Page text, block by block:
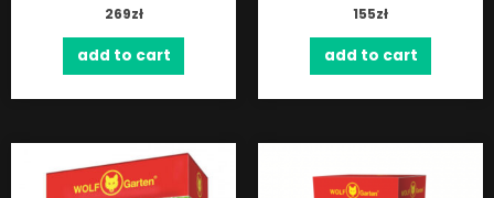
269zł
add to cart
155zł
add to cart